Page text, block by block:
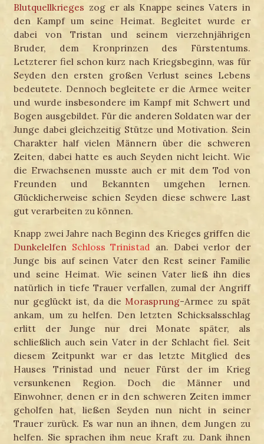
Blutquellkrieges zog er als Knappe seines Vaters in
den Kampf um seine Heimat. Begleitet wurde er
dabei von Tristan und seinem vierzehnjährigen
Bruder, dem Kronprinzen des Fürstentums.
Letzterer fiel schon kurz nach Kriegsbeginn, was für
Seyden den ersten großen Verlust seines Lebens
bedeutete. Dennoch begleitete er die Armee weiter
und wurde insbesondere im Kampf mit Schwert und
Bogen ausgebildet. Für die anderen Soldaten war der
Junge dabei gleichzeitig Stütze und Motivation. Sein
Charakter half vielen Männern über die schweren
Zeiten, dabei hatte es auch Seyden nicht leicht. Wie
die Erwachsenen musste auch er mit dem Tod von
Freunden und Bekannten umgehen lernen.
Glücklicherweise schien Seyden diese schwere Last
gut verarbeiten zu können.
Knapp zwei Jahre nach Beginn des Krieges griffen die
Dunkelelfen Schloss Trinistad an. Dabei verlor der
Junge bis auf seinen Vater den Rest seiner Familie
und seine Heimat. Wie seinen Vater ließ ihn dies
natürlich in tiefe Trauer verfallen, zumal der Angriff
nur geglückt ist, da die Morasprung-Armee zu spät
ankam, um zu helfen. Den letzten Schicksalsschlag
erlitt der Junge nur drei Monate später, als
schließlich auch sein Vater in der Schlacht fiel. Seit
diesem Zeitpunkt war er das letzte Mitglied des
Hauses Trinistad und neuer Fürst der im Krieg
versunkenen Region. Doch die Männer und
Einwohner, denen er in den schweren Zeiten immer
geholfen hat, ließen Seyden nun nicht in seiner
Trauer zurück. Es war nun an ihnen, dem Jungen zu
helfen. Sie sprachen ihm neue Kraft zu. Dank ihnen